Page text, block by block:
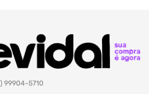
99904-5710